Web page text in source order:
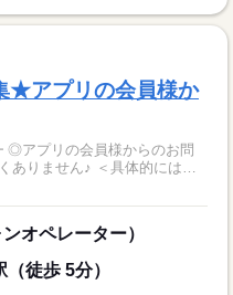
★アプリの会員様か
オペレーター）
徒歩 5分）